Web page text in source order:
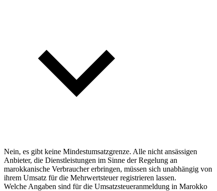
Nein, es gibt keine Mindestumsatzgrenze. Alle nicht ansässigen
Anbieter, die Dienstleistungen im Sinne der Regelung an
marokkanische Verbraucher erbringen, müssen sich unabhängig von
ihrem Umsatz für die Mehrwertsteuer registrieren lassen.
Welche Angaben sind für die Umsatzsteueranmeldung in Marokko